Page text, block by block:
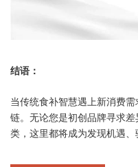
结语：
当传统食补智慧遇上新消费
链。无论您是初创品牌寻求
类，这里都将成为发现机遇、